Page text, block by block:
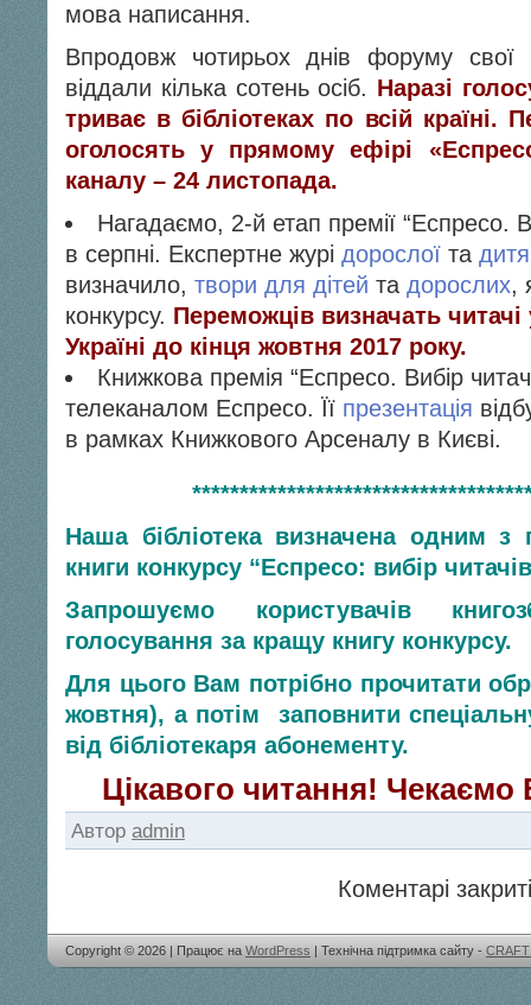
мова написання.
Впродовж чотирьох днів форуму свої
віддали кілька сотень осіб. Наразі
триває в бібліотеках по всій країні.
оголосять у прямому ефірі
каналу – 24 листопада.
Нагадаємо, 2-й етап премії “Еспресо.
в серпні. Експертне журі дорослої та
визначило, твори для дітей та дорослих,
конкурсу. Переможців визначать читачі
Україні до кінця жовтня 2017 року.
Книжкова премія “Еспресо. Вибір
телеканалом Еспресо. Її презентація
в рамках Книжкового Арсеналу в Києві.
Наша бібліотека визначена одним з
книги конкурсу “Еспресо: вибір
Запрошуємо користувачів
голосування за кращу книгу конкурсу.
Для цього Вам потрібно прочитати
жовтня), а потім заповнити
від бібліотекаря абонементу.
Цікавого читання! Чекаємо
Автор admin
Коментарі
Copyright © 2026 | Працює на WordPress | Технічна підтримка сайту -